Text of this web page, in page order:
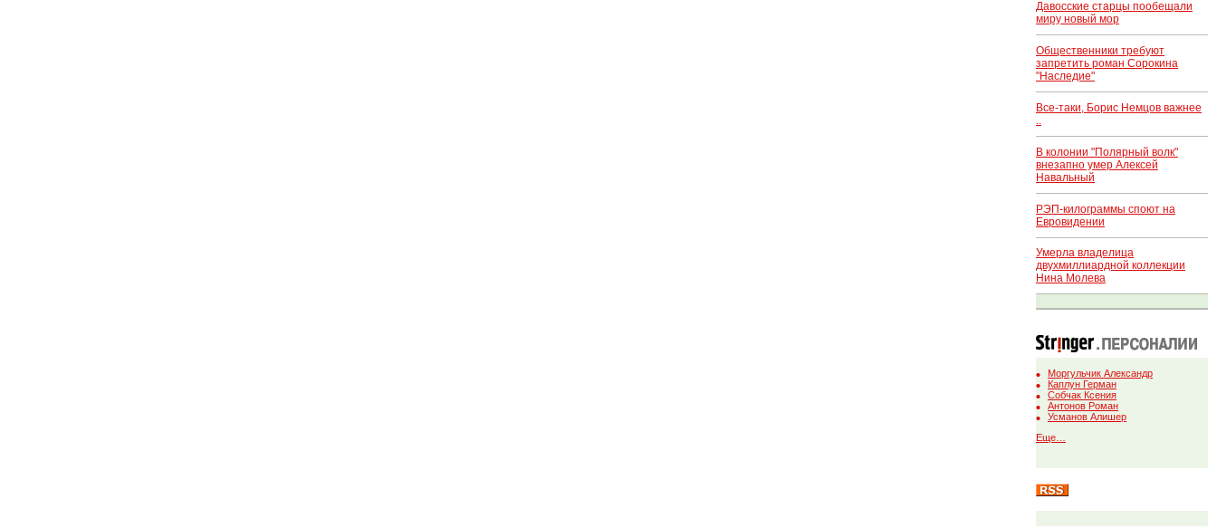
Давосские старцы пообещали
миру новый мор
Общественники требуют
запретить роман Сорокина
"Наследие"
Все-таки, Борис Немцов важнее
В колонии "Полярный волк"
внезапно умер Алексей
Навальный
РЭП-килограммы споют на
Евровидении
Умерла владелица
двухмиллиардной коллекции
Нина Молева
Моргульчик Александр
Каплун Герман
Собчак Ксения
Антонов Роман
Усманов Алишер
Еще…